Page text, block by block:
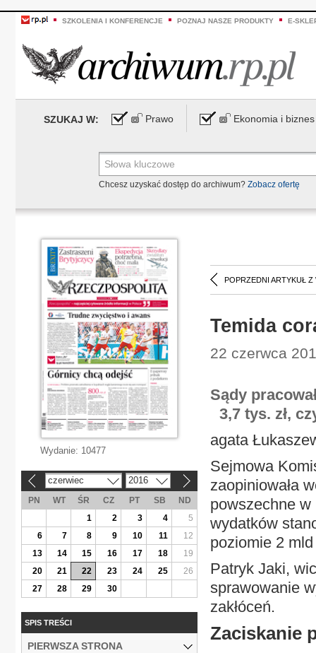
SZKOLENIA I KONFERENCJE POZNAJ NASZE PRODUKTY E-
SZUKAJ W: Prawo Ekonomia i biznes
Chcesz uzyskać dostęp do archiwum? Zobacz ofertę
POPRZEDNI ARTYKUŁ Z
Temida
22 czerwca
Sądy
3,7 tys. zł,
agata
Sejmowa
zaopiniowała
powszechne w
wydatków
poziomie 2
Patryk Jaki,
sprawowanie
zakłóceń.
Zaciskanie
Wydanie: 10477
czerwiec 2016
PN WT ŚR CZ PT SB
ND
1
2 3 4
5
6
7 8 9 10 11
12
13
14 15 16 17 18
19
20
21 22 23 24 25
26
27
28 29 30
SPIS TREŚCI
PIERWSZA STRONA